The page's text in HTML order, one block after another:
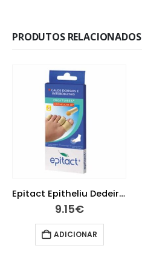
PRODUTOS RELACIONADOS
Avène Solar Creme 50+ com Cor 50 ml
25.85€
ADICIONAR